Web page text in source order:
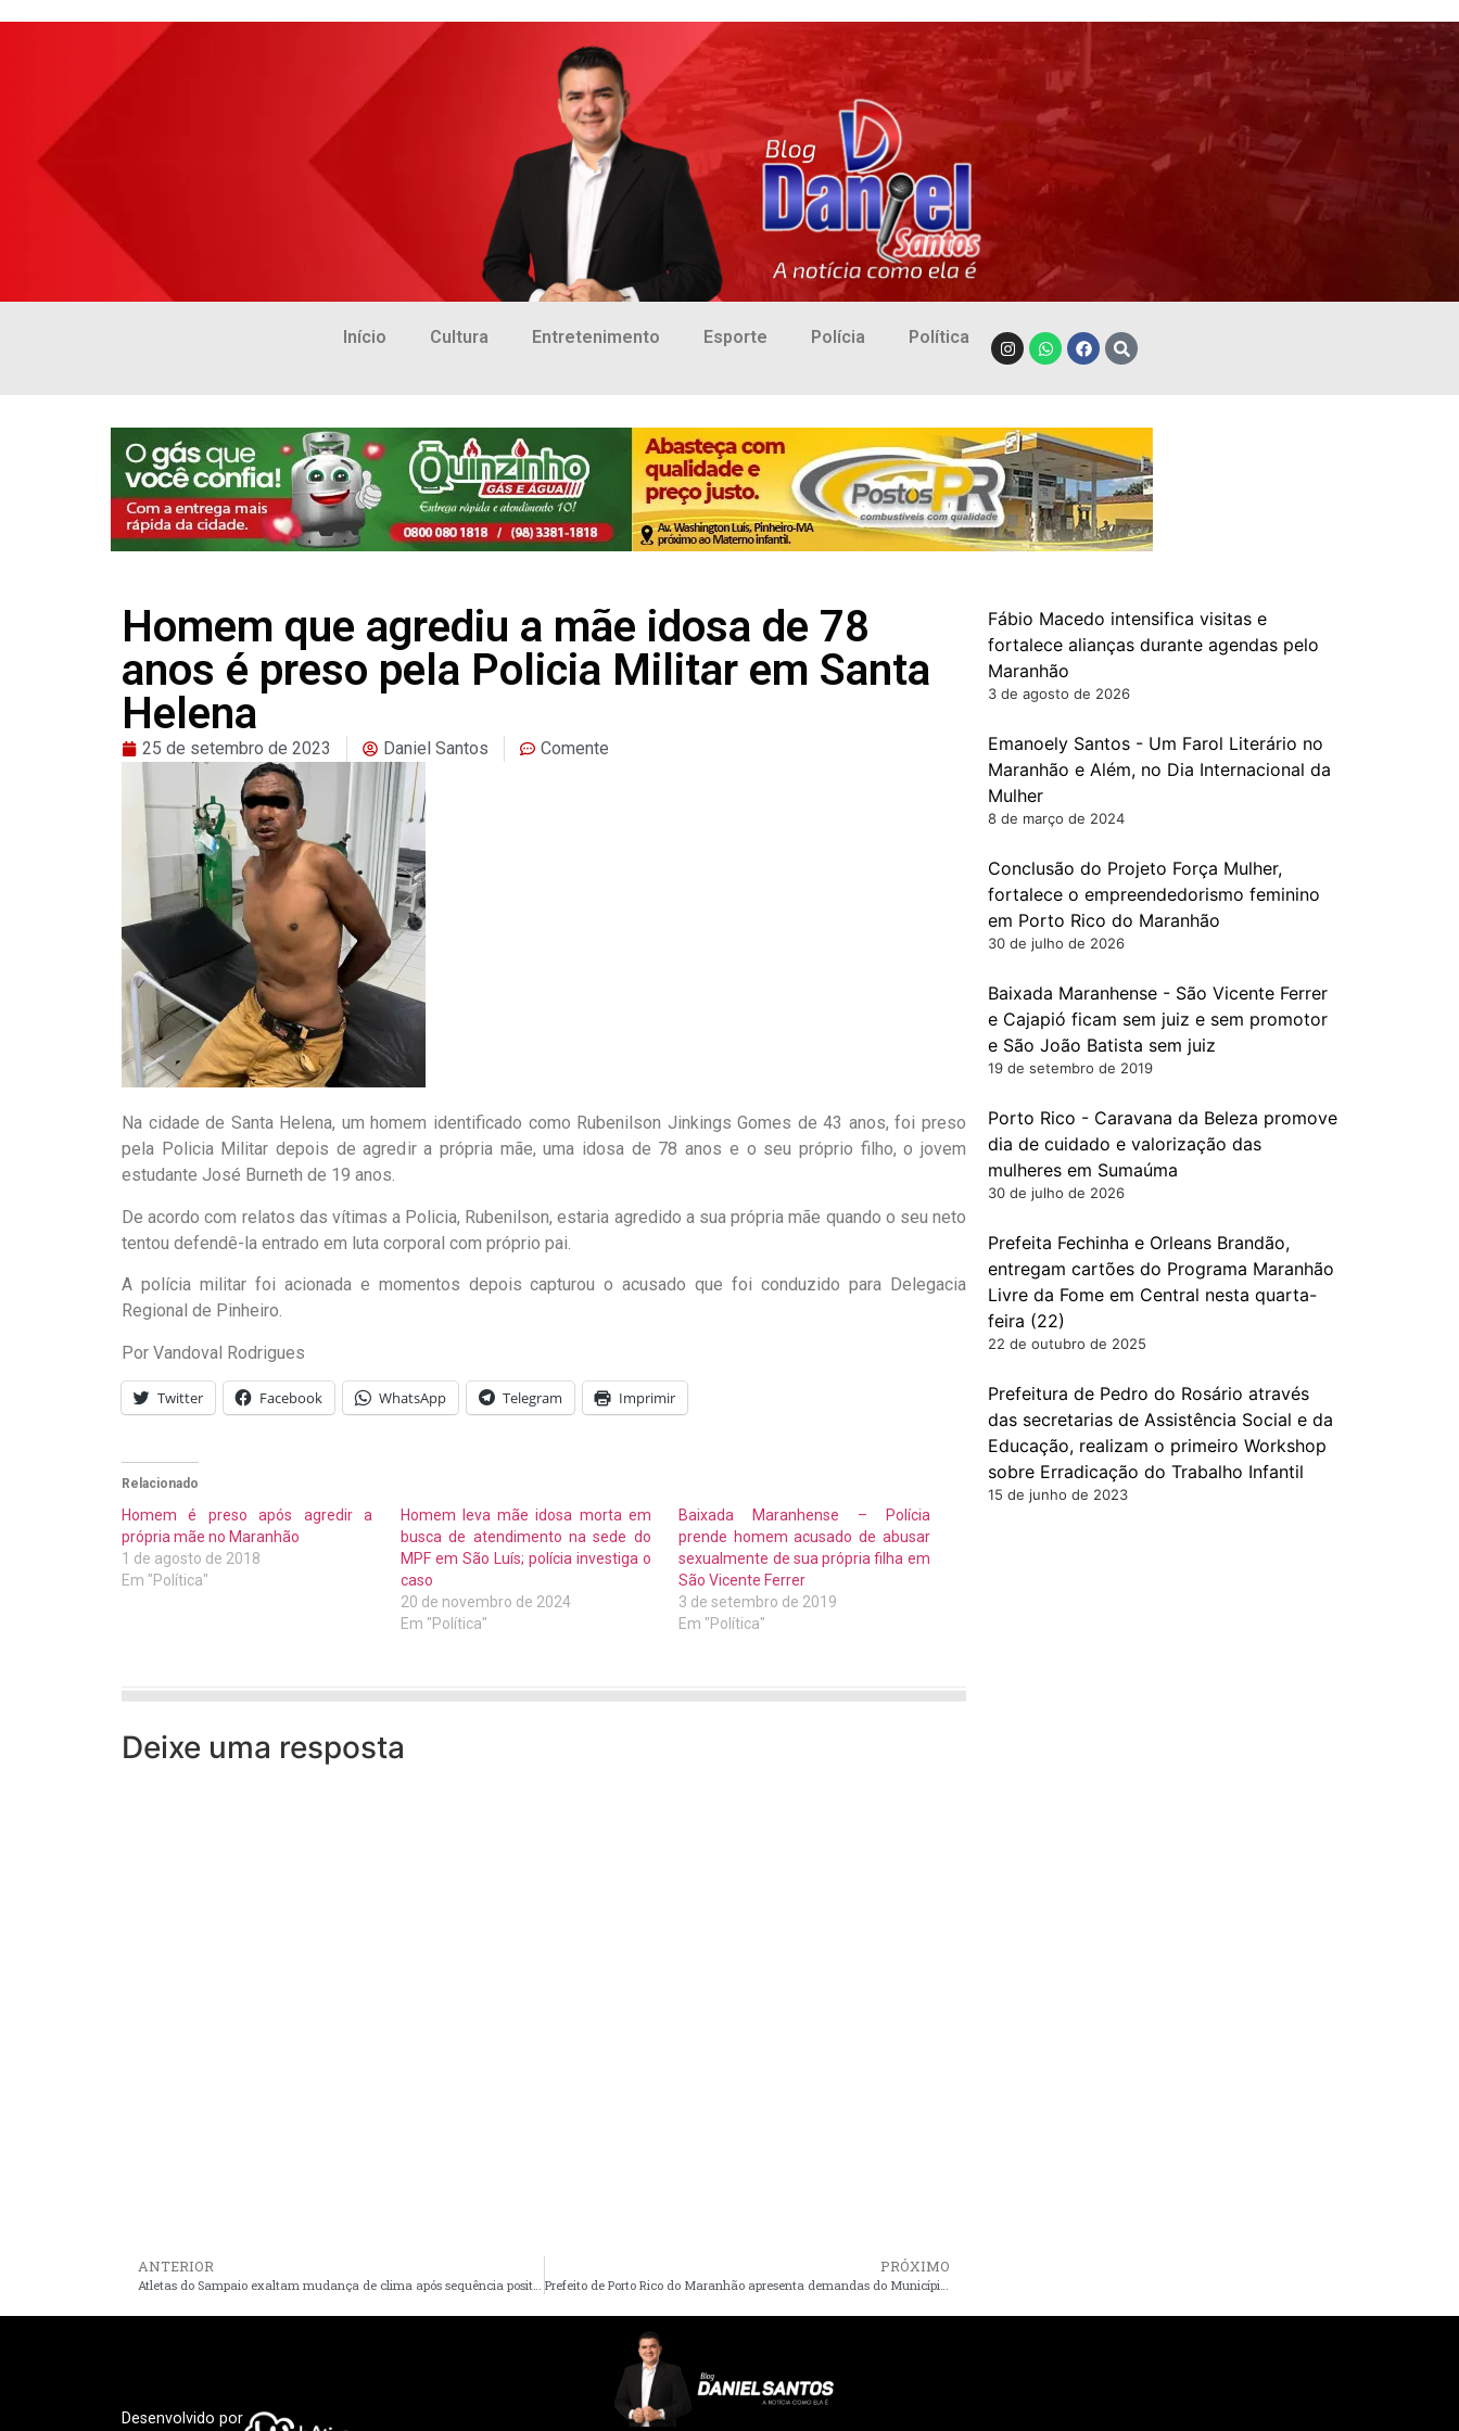
Início Cultura Entretenimento Esporte Polícia Política
Homem que agrediu a mãe idosa de 78
anos é preso pela Policia Militar em Santa
Helena
25 de setembro de 2023 Daniel Santos Comente
Na cidade de Santa Helena, um homem identificado como Rubenilson Jinkings Gomes de 43 anos, foi preso
pela Policia Militar depois de agredir a própria mãe, uma idosa de 78 anos e o seu próprio filho, o jovem
estudante José Burneth de 19 anos.
De acordo com relatos das vítimas a Policia, Rubenilson, estaria agredido a sua própria mãe quando o seu neto
tentou defendê-la entrado em luta corporal com próprio pai.
A polícia militar foi acionada e momentos depois capturou o acusado que foi conduzido para Delegacia
Regional de Pinheiro.
Por Vandoval Rodrigues
Twitter Facebook WhatsApp Telegram Imprimir
Relacionado
Homem é preso após agredir a
própria mãe no Maranhão
1 de agosto de 2018
Em "Política"
Homem leva mãe idosa morta em
busca de atendimento na sede do
MPF em São Luís; polícia investiga o
caso
20 de novembro de 2024
Em "Política"
Baixada Maranhense – Polícia
prende homem acusado de abusar
sexualmente de sua própria filha em
São Vicente Ferrer
3 de setembro de 2019
Em "Política"
Deixe uma resposta
ANTERIOR PRÓXIMO
Fábio Macedo intensifica visitas e
fortalece alianças durante agendas pelo
Maranhão
3 de agosto de 2026
Emanoely Santos - Um Farol Literário no
Maranhão e Além, no Dia Internacional da
Mulher
8 de março de 2024
Conclusão do Projeto Força Mulher,
fortalece o empreendedorismo feminino
em Porto Rico do Maranhão
30 de julho de 2026
Baixada Maranhense - São Vicente Ferrer
e Cajapió ficam sem juiz e sem promotor
e São João Batista sem juiz
19 de setembro de 2019
Porto Rico - Caravana da Beleza promove
dia de cuidado e valorização das
mulheres em Sumaúma
30 de julho de 2026
Prefeita Fechinha e Orleans Brandão,
entregam cartões do Programa Maranhão
Livre da Fome em Central nesta quarta-
feira (22)
22 de outubro de 2025
Prefeitura de Pedro do Rosário através
das secretarias de Assistência Social e da
Educação, realizam o primeiro Workshop
sobre Erradicação do Trabalho Infantil
15 de junho de 2023
Desenvolvido por